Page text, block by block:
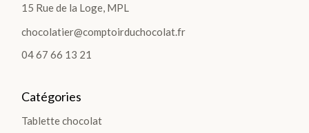
DÉCOUVRIR
15 Rue de la Loge, MPL
chocolatier@comptoirduchocolat.fr
04 67 66 13 21
Catégories
Tablette chocolat